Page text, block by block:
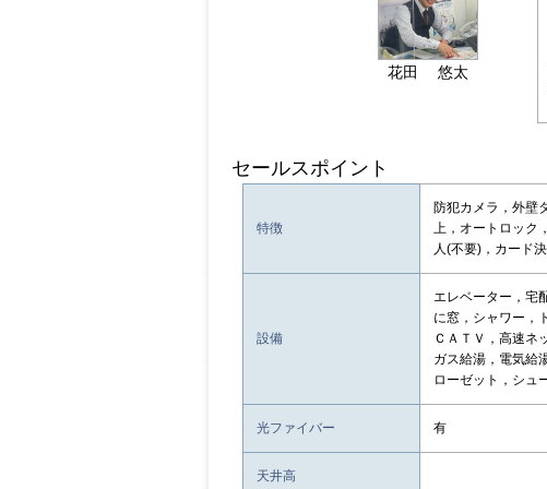
花田 悠太
セールスポイント
特徴
防犯カメラ，外壁
上，オートロック
人(不要)，カード
設備
エレベーター，宅
に窓，シャワー，
ＣＡＴＶ，高速ネ
ガス給湯，電気給
ローゼット，シュ
光ファイバー 有
天井高